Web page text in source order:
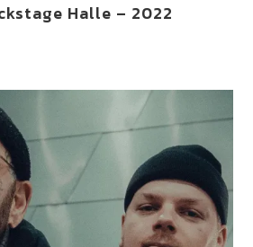
Halle – 2022